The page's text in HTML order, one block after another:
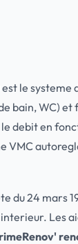
le systeme
bain, WC)
debit en
VMC
du 24 mars
Les